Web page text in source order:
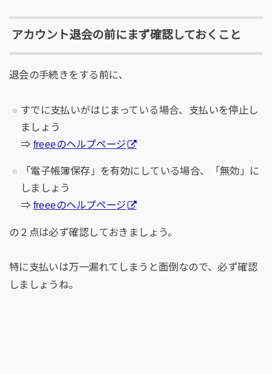
アカウント退会の前にまず確認しておくこと
退会の手続きをする前に、
すでに支払いがはじまっている場合、支払いを停止し
ましょう
⇒ freeeのヘルプページ
「電子帳簿保存」を有効にしている場合、「無効」に
しましょう
⇒ freeeのヘルプページ
の２点は必ず確認しておきましょう。
特に支払いは万一漏れてしまうと面倒なので、必ず確認
しましょうね。